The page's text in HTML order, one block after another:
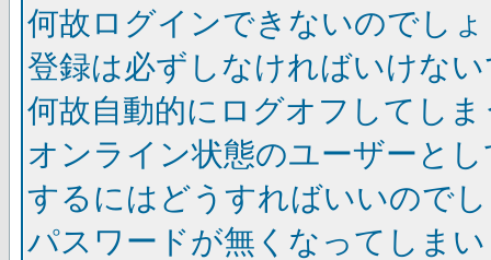
何故ログインできないのでし
登録は必ずしなければいけな
何故自動的にログオフしてし
オンライン状態のユーザーと
するにはどうすればいいので
パスワードが無くなってしま